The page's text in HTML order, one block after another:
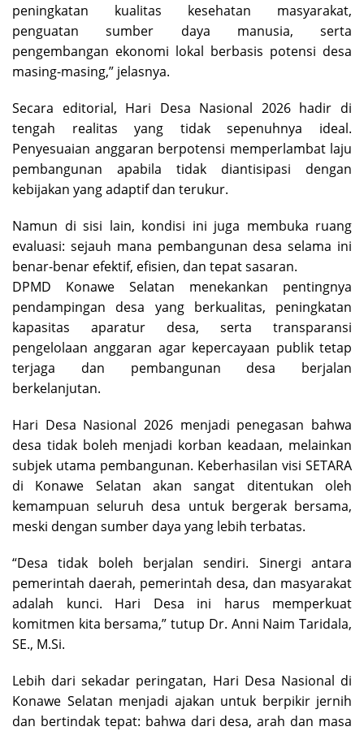
peningkatan kualitas kesehatan masyarakat,
penguatan sumber daya manusia, serta
pengembangan ekonomi lokal berbasis potensi desa
masing-masing,” jelasnya.
Secara editorial, Hari Desa Nasional 2026 hadir di
tengah realitas yang tidak sepenuhnya ideal.
Penyesuaian anggaran berpotensi memperlambat laju
pembangunan apabila tidak diantisipasi dengan
kebijakan yang adaptif dan terukur.
Namun di sisi lain, kondisi ini juga membuka ruang
evaluasi: sejauh mana pembangunan desa selama ini
benar-benar efektif, efisien, dan tepat sasaran.
DPMD Konawe Selatan menekankan pentingnya
pendampingan desa yang berkualitas, peningkatan
kapasitas aparatur desa, serta transparansi
pengelolaan anggaran agar kepercayaan publik tetap
terjaga dan pembangunan desa berjalan
berkelanjutan.
Hari Desa Nasional 2026 menjadi penegasan bahwa
desa tidak boleh menjadi korban keadaan, melainkan
subjek utama pembangunan. Keberhasilan visi SETARA
di Konawe Selatan akan sangat ditentukan oleh
kemampuan seluruh desa untuk bergerak bersama,
meski dengan sumber daya yang lebih terbatas.
“Desa tidak boleh berjalan sendiri. Sinergi antara
pemerintah daerah, pemerintah desa, dan masyarakat
adalah kunci. Hari Desa ini harus memperkuat
komitmen kita bersama,” tutup Dr. Anni Naim Taridala,
SE., M.Si.
Lebih dari sekadar peringatan, Hari Desa Nasional di
Konawe Selatan menjadi ajakan untuk berpikir jernih
dan bertindak tepat: bahwa dari desa, arah dan masa